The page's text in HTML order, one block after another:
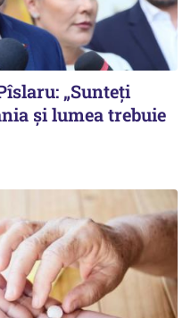
„Sunteți
și lumea trebuie